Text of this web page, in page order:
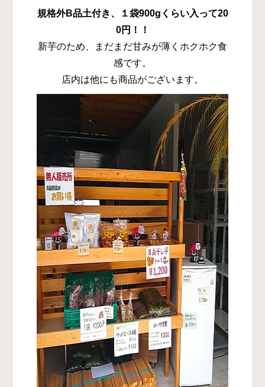
規格外B品土付き、１袋900gくらい入って20
0円！！
新芋のため、まだまだ甘みが薄くホクホク食
感です。
店内は他にも商品がございます。